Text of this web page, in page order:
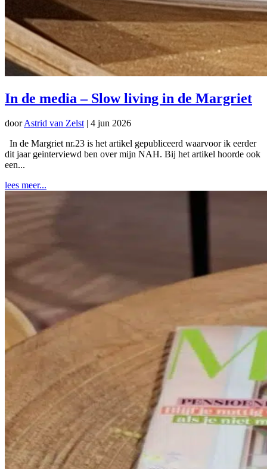
In de media – Slow living in de Margriet
doorAstrid van Zelst| 4 jun 2026
In de Margriet nr.23 is het artikel gepubliceerd waarvoor ik eerder
dit jaar geinterviewd ben over mijn NAH. Bij het artikel hoorde ook
een...
lees meer...